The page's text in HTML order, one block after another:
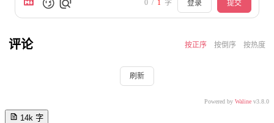
0 / 1 字 登录 提交
评论 按正序 按倒序 按热度
刷新
Powered by Waline v3.8.0
14k 字